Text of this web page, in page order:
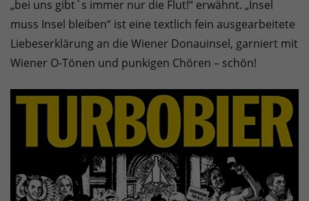
„bei uns gibt`s immer nur die Flut!“ erwähnt. „Insel
muss Insel bleiben“ ist eine textlich fein ausgearbeitete
Liebeserklärung an die Wiener Donauinsel, garniert mit
Wiener O-Tönen und punkigen Chören – schön!